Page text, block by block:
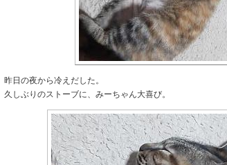
昨日の夜から冷えだした。
久しぶりのストーブに、みーちゃん大喜び。